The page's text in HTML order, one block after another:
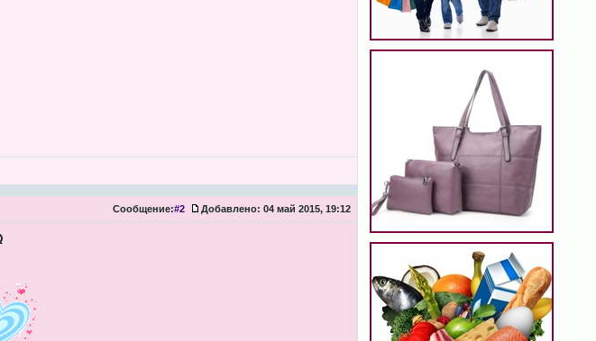
Сообщение:#2 Добавлено: 04 май 2015, 19:12